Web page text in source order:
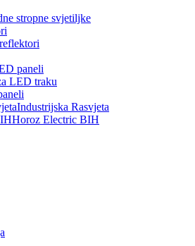
stropne svjetiljke
paneli
LED traku
Industrijska Rasvjeta
Horoz Electric BIH